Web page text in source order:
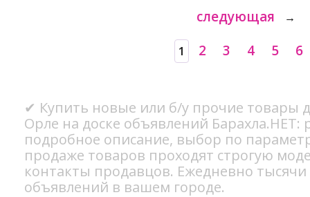
следующая →
1 2 3 4 5 6
✔ Купить новые или б/у прочие товары
Орле на доске объявлений Барахла.НЕТ:
подробное описание, выбор по
продаже товаров проходят строгую
контакты продавцов. Ежедневно
объявлений в вашем городе.